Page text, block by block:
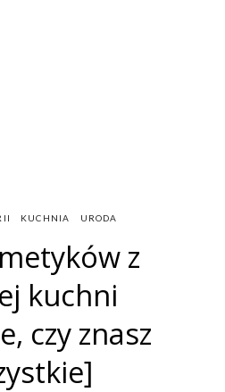
KUCHNIA URODA
z
kuchni
czy znasz